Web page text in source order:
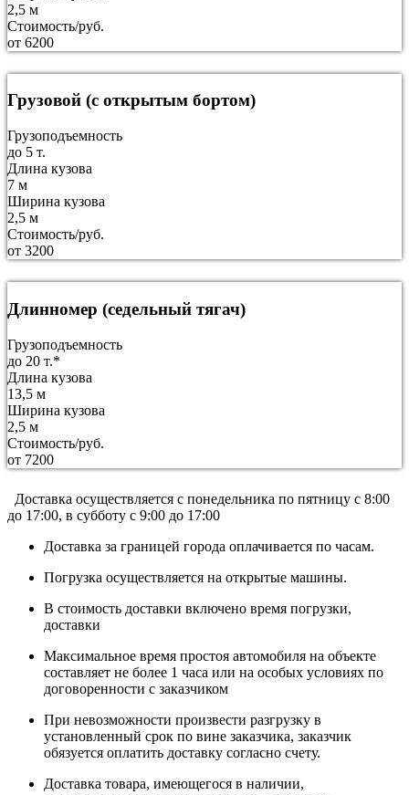
2,5 м
Стоимость/руб.
от 6200
Грузовой (с открытым бортом)
Грузоподъемность
до 5 т.
Длина кузова
7 м
Ширина кузова
2,5 м
Стоимость/руб.
от 3200
Длинномер (седельный тягач)
Грузоподъемность
до 20 т.*
Длина кузова
13,5 м
Ширина кузова
2,5 м
Стоимость/руб.
от 7200
Доставка осуществляется c понедельника по пятницу с 8:00
до 17:00, в субботу с 9:00 до 17:00
Доставка за границей города оплачивается по часам.
Погрузка осуществляется на открытые машины.
В стоимость доставки включено время погрузки,
доставки
Максимальное время простоя автомобиля на объекте
составляет не более 1 часа или на особых условиях по
договоренности с заказчиком
При невозможности произвести разгрузку в
установленный срок по вине заказчика, заказчик
обязуется оплатить доставку согласно счету.
Доставка товара, имеющегося в наличии,